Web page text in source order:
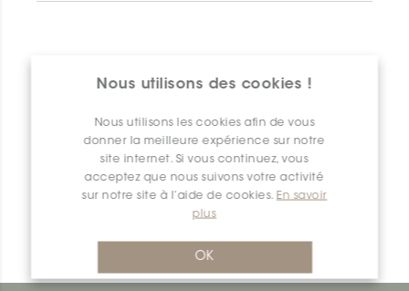
Nous utilisons des cookies !
Nous utilisons les cookies afin de vous
donner la meilleure expérience sur notre
site internet. Si vous continuez, vous
acceptez que nous suivons votre activité
sur notre site à l’aide de cookies. En savoir
plus
OK
Bara-Rw E90/RW120BW